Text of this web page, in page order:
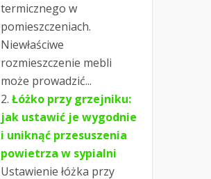
termicznego w
pomieszczeniach.
Niewłaściwe
rozmieszczenie mebli
może prowadzić...
Łóżko przy grzejniku:
jak ustawić je wygodnie
i uniknąć przesuszenia
powietrza w sypialni
Ustawienie łóżka przy